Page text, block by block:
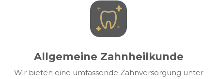
Allgemeine Zahnheilkunde
Wir bieten eine umfassende Zahnversorgung unter